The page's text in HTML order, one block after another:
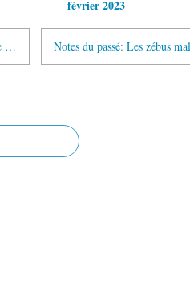
février 2023
Berenty, le paradis des lémuriens de Madagascar